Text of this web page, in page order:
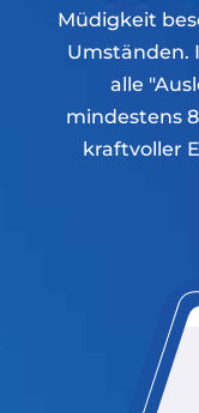
Müdigkeit
Umständen.
alle
mindestens
kraftvoller